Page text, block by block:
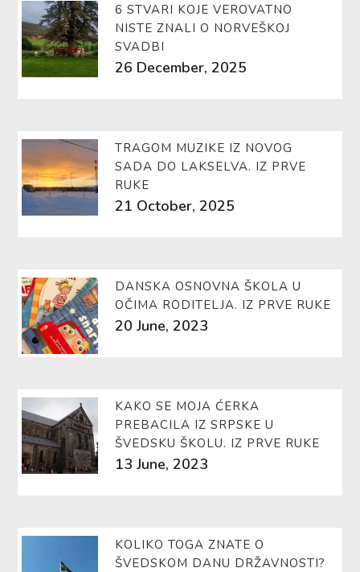
6 STVARI KOJE VEROVATNO
NISTE ZNALI O NORVEŠKOJ
SVADBI
26 December, 2025
TRAGOM MUZIKE IZ NOVOG
SADA DO LAKSELVA. IZ PRVE
RUKE
21 October, 2025
DANSKA OSNOVNA ŠKOLA U
OČIMA RODITELJA. IZ PRVE RUKE
20 June, 2023
KAKO SE MOJA ĆERKA
PREBACILA IZ SRPSKE U
ŠVEDSKU ŠKOLU. IZ PRVE RUKE
13 June, 2023
KOLIKO TOGA ZNATE O
ŠVEDSKOM DANU DRŽAVNOSTI?